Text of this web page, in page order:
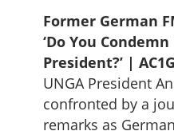
Former German
‘Do You
President?’ | AC1G
UNGA President
confronted by a
remarks as